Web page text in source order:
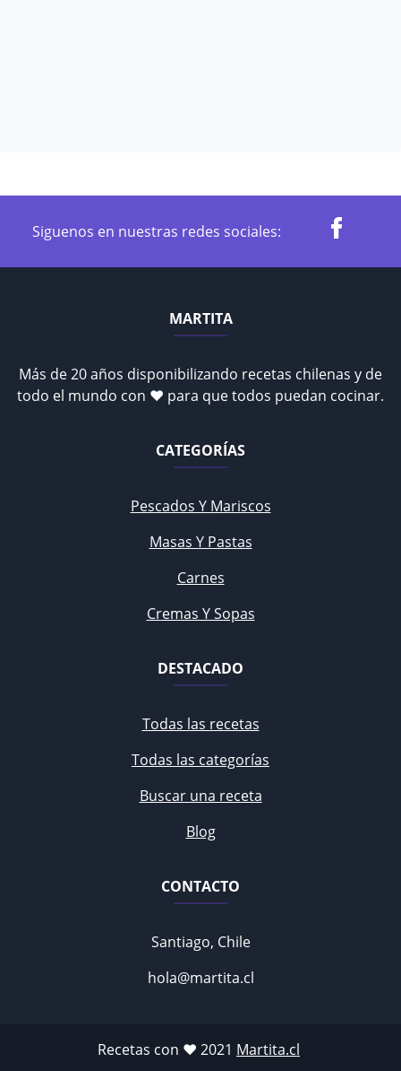
Siguenos en nuestras redes sociales:
MARTITA
Más de 20 años disponibilizando recetas chilenas y de
todo el mundo con ♥ para que todos puedan cocinar.
CATEGORÍAS
Pescados Y Mariscos
Masas Y Pastas
Carnes
Cremas Y Sopas
DESTACADO
Todas las recetas
Todas las categorías
Buscar una receta
Blog
CONTACTO
Santiago, Chile
hola@martita.cl
Recetas con ♥ 2021 Martita.cl